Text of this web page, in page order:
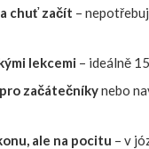
chuť začít –
lekcemi – ideálně
začátečníkynebo
ale na pocitu – v